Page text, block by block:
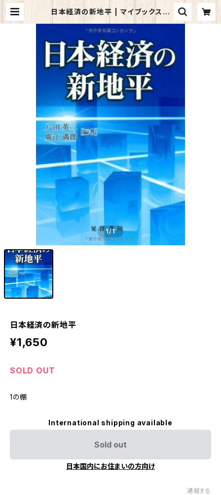
日本経済の新地平 | マイブックス関
大前店(店頭受取オーダー用)
1/1
日本経済の新地平
¥1,650
SOLD OUT
1の棚
International shipping available
Sold out
日本国内にお住まいの方向け
通報する